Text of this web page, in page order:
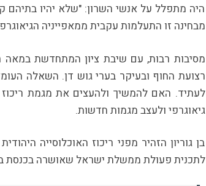
היה מתפלל על אנשי השרון: "שלא יהיו בתיהם
מבחינה זו התעלמות עקבית ממאפייניה
מסיבות רבות, עם שיבת ציון המתחדשת במאה
רצועת החוף ובעיקר בערי גוש דן. השאלה
לעתיד. האם להמשיך ולהעצים את מגמת ריכוז
גיאוגרפי ולעצב מגמות חדשות.
בן גוריון הזהיר מפני ריכוז האוכלוסייה
לתכנית פעולת ממשלת ישראל שאושרה בכנסת בראשית מרץ 1949,